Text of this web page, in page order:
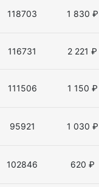
118703 1 830 ₽
116731 2 221 ₽
111506 1 150 ₽
95921 1 030 ₽
102846 620 ₽